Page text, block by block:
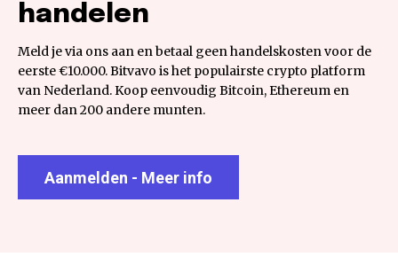
handelen
Meld je via ons aan en betaal geen handelskosten voor de
eerste €10.000. Bitvavo is het populairste crypto platform
van Nederland. Koop eenvoudig Bitcoin, Ethereum en
meer dan 200 andere munten.
Aanmelden - Meer info